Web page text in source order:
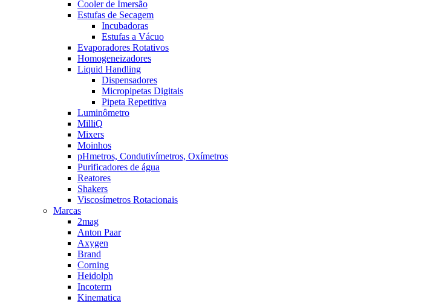
Cooler de Imersão
Estufas de Secagem
Incubadoras
Estufas a Vácuo
Evaporadores Rotativos
Homogeneizadores
Liquid Handling
Dispensadores
Micropipetas Digitais
Pipeta Repetitiva
Luminômetro
MilliQ
Mixers
Moinhos
pHmetros, Condutivímetros, Oxímetros
Purificadores de água
Reatores
Shakers
Viscosímetros Rotacionais
Marcas
2mag
Anton Paar
Axygen
Brand
Corning
Heidolph
Incoterm
Kinematica